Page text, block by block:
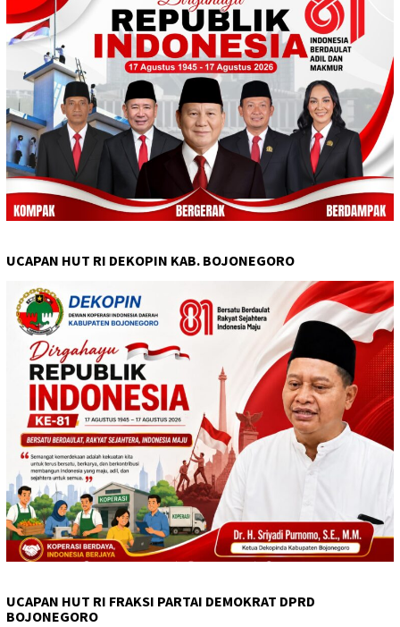
UCAPAN HUT RI DEKOPIN KAB. BOJONEGORO
UCAPAN HUT RI FRAKSI PARTAI DEMOKRAT DPRD
BOJONEGORO